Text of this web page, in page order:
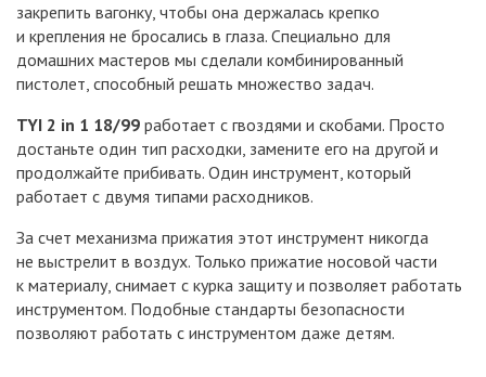
закрепить вагонку, чтобы она держалась крепко
и крепления не бросались в глаза. Специально для
домашних мастеров мы сделали комбинированный
пистолет, способный решать множество задач.
TYI 2 in 1 18/99 работает с гвоздями и скобами. Просто
достаньте один тип расходки, замените его на другой и
продолжайте прибивать. Один инструмент, который
работает с двумя типами расходников.
За счет механизма прижатия этот инструмент никогда
не выстрелит в воздух. Только прижатие носовой части
к материалу, снимает с курка защиту и позволяет работать
инструментом. Подобные стандарты безопасности
позволяют работать с инструментом даже детям.